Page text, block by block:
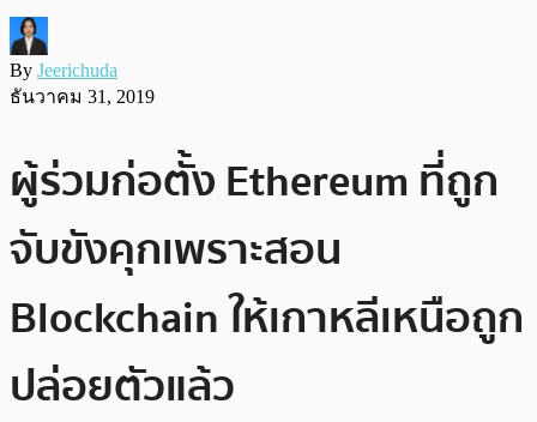
By Jeerichuda
ธันวาคม 31, 2019
ผู้ร่วมก่อตั้ง Ethereum ที่ถูก
จับขังคุกเพราะสอน
Blockchain ให้เกาหลีเหนือถูก
ปล่อยตัวแล้ว